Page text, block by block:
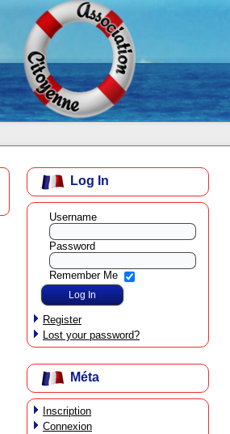
Log In
Username
Password
Remember Me
Register
Lost your password?
Méta
Inscription
Connexion